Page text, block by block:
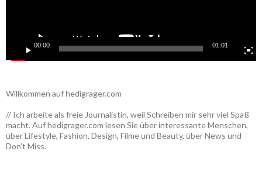
00:00 01:01
Willkommen auf hedigrager.com
// Ich arbeite als freie Journalistin, weil Schreiben mir sehr viel Spaß
macht. Auf hedigrager.com lesen Sie über interessante Menschen,
über Lifestyle, Fashion, Design, Filme und Beauty, über News und
Don’t Miss.